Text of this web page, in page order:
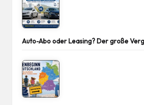
Auto-Abo oder Leasing? Der große